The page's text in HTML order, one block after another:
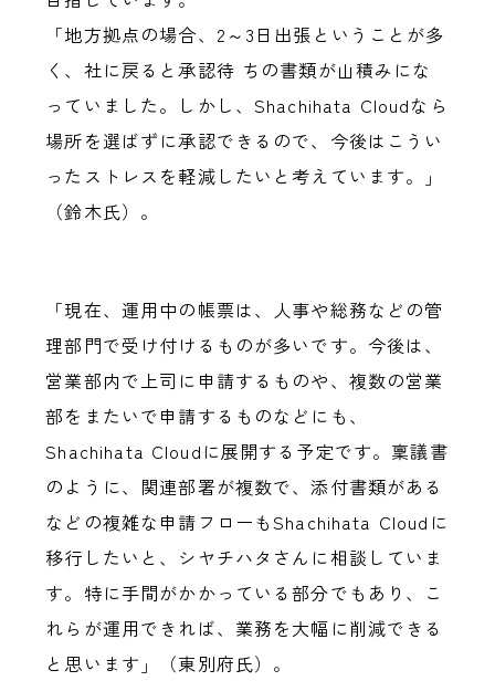
「地方拠点の場合、2～3日出張ということが多
く、社に戻ると承認待 ちの書類が山積みにな
っていました。しかし、Shachihata Cloudなら
場所を選ばずに承認できるので、今後はこうい
ったストレスを軽減したいと考えています。」
（鈴木氏）。
「現在、運用中の帳票は、人事や総務などの管
理部門で受け付けるものが多いです。今後は、
営業部内で上司に申請するものや、複数の営業
部をまたいで申請するものなどにも、
Shachihata Cloudに展開する予定です。稟議書
のように、関連部署が複数で、添付書類がある
などの複雑な申請フローもShachihata Cloudに
移行したいと、シヤチハタさんに相談していま
す。特に手間がかかっている部分でもあり、こ
れらが運用できれば、業務を大幅に削減できる
と思います」（東別府氏）。